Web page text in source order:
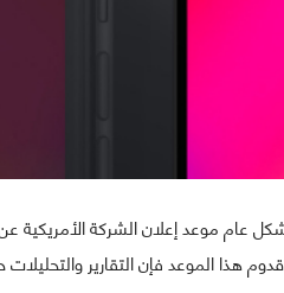
عام موعد إعلان الشركة الأمريكية
هذا الموعد فإن التقارير